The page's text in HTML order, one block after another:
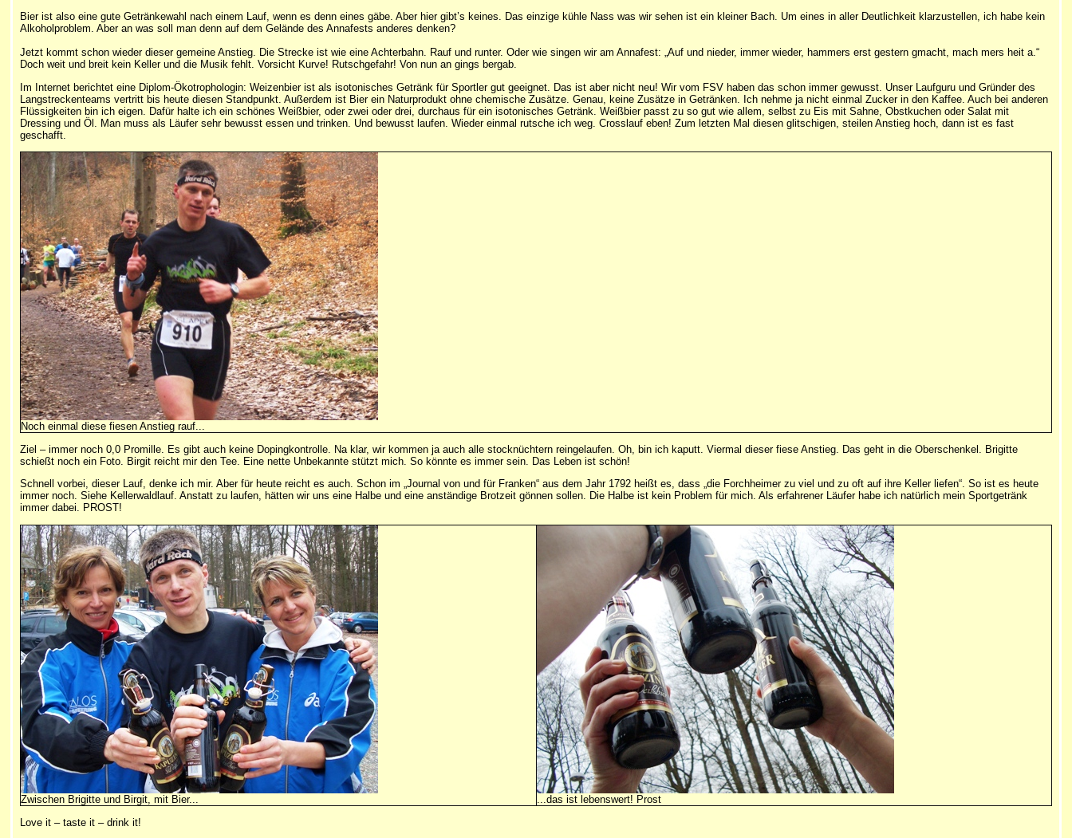
Bier ist also eine gute Getränkewahl nach einem Lauf, wenn es denn eines gäbe. Aber hier gibt’s keines. Das einzige kühle Nass was wir sehen ist ein kleiner Bach. Um eines in aller Deutlichkeit klarzustellen, ich habe kein
Alkoholproblem. Aber an was soll man denn auf dem Gelände des Annafests anderes denken?
Jetzt kommt schon wieder dieser gemeine Anstieg. Die Strecke ist wie eine Achterbahn. Rauf und runter. Oder wie singen wir am Annafest: „Auf und nieder, immer wieder, hammers erst gestern gmacht, mach mers heit a.“
Doch weit und breit kein Keller und die Musik fehlt. Vorsicht Kurve! Rutschgefahr! Von nun an gings bergab.
Im Internet berichtet eine Diplom-Ökotrophologin: Weizenbier ist als isotonisches Getränk für Sportler gut geeignet. Das ist aber nicht neu! Wir vom FSV haben das schon immer gewusst. Unser Laufguru und Gründer des
Langstreckenteams vertritt bis heute diesen Standpunkt. Außerdem ist Bier ein Naturprodukt ohne chemische Zusätze. Genau, keine Zusätze in Getränken. Ich nehme ja nicht einmal Zucker in den Kaffee. Auch bei anderen
Flüssigkeiten bin ich eigen. Dafür halte ich ein schönes Weißbier, oder zwei oder drei, durchaus für ein isotonisches Getränk. Weißbier passt zu so gut wie allem, selbst zu Eis mit Sahne, Obstkuchen oder Salat mit
Dressing und Öl. Man muss als Läufer sehr bewusst essen und trinken. Und bewusst laufen. Wieder einmal rutsche ich weg. Crosslauf eben! Zum letzten Mal diesen glitschigen, steilen Anstieg hoch, dann ist es fast
geschafft.
Noch einmal diese fiesen Anstieg rauf...
Ziel – immer noch 0,0 Promille. Es gibt auch keine Dopingkontrolle. Na klar, wir kommen ja auch alle stocknüchtern reingelaufen. Oh, bin ich kaputt. Viermal dieser fiese Anstieg. Das geht in die Oberschenkel. Brigitte
schießt noch ein Foto. Birgit reicht mir den Tee. Eine nette Unbekannte stützt mich. So könnte es immer sein. Das Leben ist schön!
Schnell vorbei, dieser Lauf, denke ich mir. Aber für heute reicht es auch. Schon im „Journal von und für Franken“ aus dem Jahr 1792 heißt es, dass „die Forchheimer zu viel und zu oft auf ihre Keller liefen“. So ist es heute
immer noch. Siehe Kellerwaldlauf. Anstatt zu laufen, hätten wir uns eine Halbe und eine anständige Brotzeit gönnen sollen. Die Halbe ist kein Problem für mich. Als erfahrener Läufer habe ich natürlich mein Sportgetränk
immer dabei. PROST!
Zwischen Brigitte und Birgit, mit Bier...
...das ist lebenswert! Prost
Love it – taste it – drink it!